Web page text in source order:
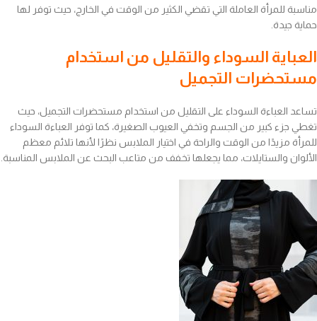
مناسبة للمرأة العاملة التي تقضي الكثير من الوقت في الخارج، حيث توفر لها
حماية جيدة.
العباية السوداء والتقليل من استخدام
مستحضرات التجميل
تساعد العباءة السوداء على التقليل من استخدام مستحضرات التجميل، حيث
تغطي جزء كبير من الجسم وتخفي العيوب الصغيرة، كما توفر العباءة السوداء
للمرأة مزيدًا من الوقت والراحة في اختيار الملابس نظرًا لأنها تلائم معظم
الألوان والستايلات، مما يجعلها تخفف من متاعب البحث عن الملابس المناسبة.